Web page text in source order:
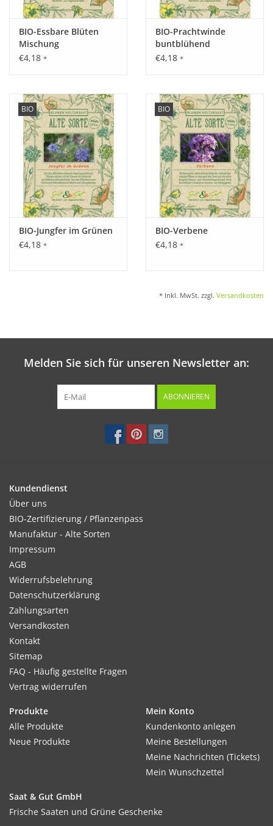
Schnittblume.
Tipp:
Inhalt:
0,5 g
BIO-Essbare Blüten
Mischung
€4,18 *
BIO-Prachtwinde
buntblühend
€4,18 *
BIO
BIO-Jungfer im Grünen
€4,18 *
BIO
BIO-Verbene
€4,18 *
* Inkl. MwSt. zzgl. Versandkosten
Melden Sie sich für unseren Newsletter an:
ABONNIEREN
Kundendienst
Über uns
BIO-Zertifizierung / Pflanzenpass
Manufaktur - Alte Sorten
Impressum
AGB
Widerrufsbelehrung
Datenschutzerklärung
Zahlungsarten
Versandkosten
Kontakt
Sitemap
FAQ - Häufig gestellte Fragen
Vertrag widerrufen
Produkte
Alle Produkte
Neue Produkte
Mein Konto
Kundenkonto anlegen
Meine Bestellungen
Meine Nachrichten (Tickets)
Mein Wunschzettel
Saat & Gut GmbH
Frische Saaten und Grüne Geschenke